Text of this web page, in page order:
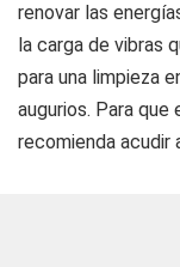
renovar las
la carga de vibras
para una limpieza
augurios. Para
recomienda acudir